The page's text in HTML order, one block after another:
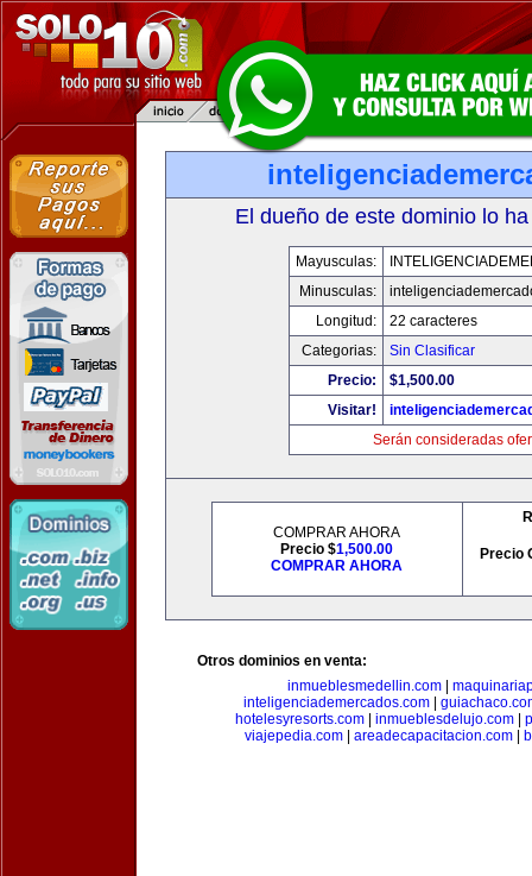
El dueño de este dominio lo
Mayusculas:
Minusculas:
Longitud:
22 caracteres
Categorias:
Sin Clasificar
Precio:
$1,500.00
Visitar!
Serán consideradas
COMPRAR AHORA
Precio $1,500.00
COMPRAR AHORA
Precio
Otros dominios en venta:
inmueblesmedellin.com
inteligenciademercados.com
hotelesyresorts.com
inmueblesdelujo.com
viajepedia.com| areadecapacitacion.com|